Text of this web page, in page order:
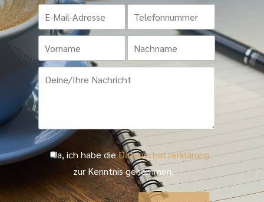
Ja, ich habe dieDatenschutzerklärung
zur Kenntnis genommen.